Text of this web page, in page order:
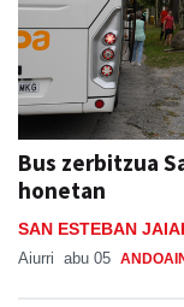
Bus zerbitzua
honetan
SAN ESTEBAN
Aiurri abu 05